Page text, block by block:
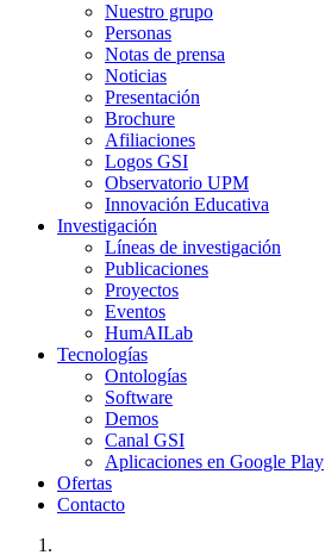
Nuestro grupo
Personas
Notas de prensa
Noticias
Presentación
Brochure
Afiliaciones
Logos GSI
Observatorio UPM
Innovación Educativa
Investigación
Líneas de investigación
Publicaciones
Proyectos
Eventos
HumAILab
Tecnologías
Ontologías
Software
Demos
Canal GSI
Aplicaciones en Google Play
Ofertas
Contacto